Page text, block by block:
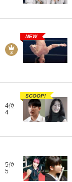
NEW
4位
4
SCOOP!
5位
5